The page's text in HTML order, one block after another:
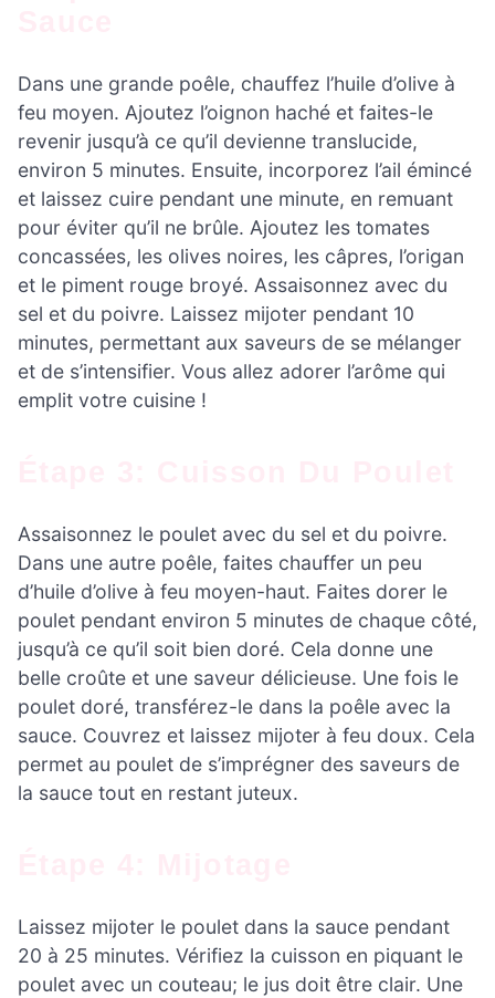
Dans une grande poêle, chauffez l’huile d’olive à
feu moyen. Ajoutez l’oignon haché et faites-le
revenir jusqu’à ce qu’il devienne translucide,
environ 5 minutes. Ensuite, incorporez l’ail émincé
et laissez cuire pendant une minute, en remuant
pour éviter qu’il ne brûle. Ajoutez les tomates
concassées, les olives noires, les câpres, l’origan
et le piment rouge broyé. Assaisonnez avec du
sel et du poivre. Laissez mijoter pendant 10
minutes, permettant aux saveurs de se mélanger
et de s’intensifier. Vous allez adorer l’arôme qui
emplit votre cuisine !
Assaisonnez le poulet avec du sel et du poivre.
Dans une autre poêle, faites chauffer un peu
d’huile d’olive à feu moyen-haut. Faites dorer le
poulet pendant environ 5 minutes de chaque côté,
jusqu’à ce qu’il soit bien doré. Cela donne une
belle croûte et une saveur délicieuse. Une fois le
poulet doré, transférez-le dans la poêle avec la
sauce. Couvrez et laissez mijoter à feu doux. Cela
permet au poulet de s’imprégner des saveurs de
la sauce tout en restant juteux.
Laissez mijoter le poulet dans la sauce pendant
20 à 25 minutes. Vérifiez la cuisson en piquant le
poulet avec un couteau; le jus doit être clair. Une